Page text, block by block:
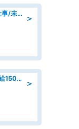
＞
社団法人での保健師・看護師のお仕事/未経験OK/要資格:普通免許、保健師、正看護師
＞
一般事務・OA事務/事務&軽作業時給1500円土日祝休み各種社保完備